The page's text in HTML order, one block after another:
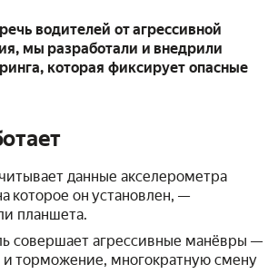
водителей от агрессивной
мы разработали и внедрили
которая фиксирует опасные
данные акселерометра
которое он установлен, —
планшета.
совершает агрессивные манёвры —
и торможение, многократную смену